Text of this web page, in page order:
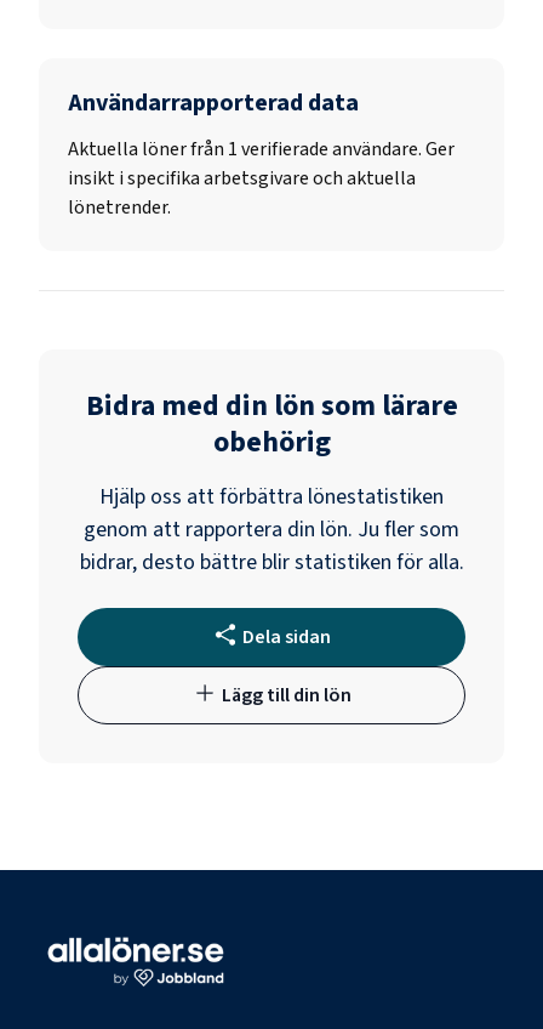
Användarrapporterad data
Aktuella löner från 1 verifierade användare. Ger
insikt i specifika arbetsgivare och aktuella
lönetrender.
Bidra med din lön som lärare
obehörig
Hjälp oss att förbättra lönestatistiken
genom att rapportera din lön. Ju fler som
bidrar, desto bättre blir statistiken för alla.
Dela sidan
Lägg till din lön